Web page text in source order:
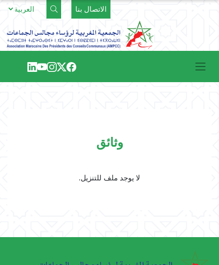
الاتصال بنا
وثائق
لا يوجد ملف للتنزيل.